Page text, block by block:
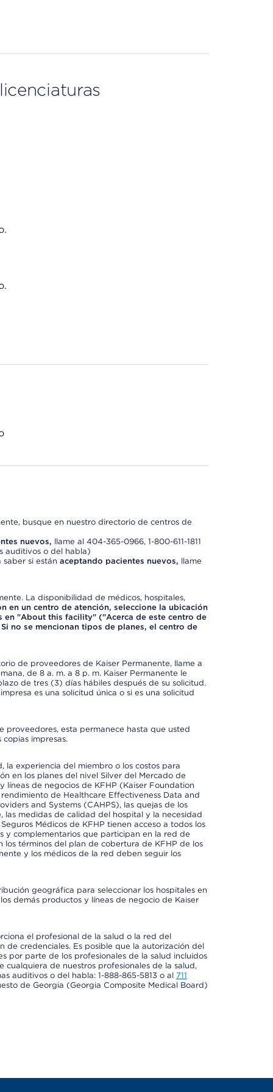
busque en nuestro directorio de centros de
nuevos, llame al 404-365-0966, 1-800-611-1811
auditivos o del habla)
si están aceptando pacientes nuevos, llame
La disponibilidad de médicos, hospitales,
en un centro de atención, seleccione la ubicación
"About this facility" ("Acerca de este centro de
no se mencionan tipos de planes, el centro de
de proveedores de Kaiser Permanente, llame a
de 8 a. m. a 8 p. m. Kaiser Permanente le
de tres (3) días hábiles después de su solicitud.
es una solicitud única o si es una solicitud
proveedores, esta permanece hasta que usted
impresas.
la experiencia del miembro o los costos para
en los planes del nivel Silver del Mercado de
líneas de negocios de KFHP (Kaiser Foundation
de Healthcare Effectiveness Data and
and Systems (CAHPS), las quejas de los
medidas de calidad del hospital y la necesidad
Médicos de KFHP tienen acceso a todos los
y complementarios que participan en la red de
términos del plan de cobertura de KFHP de los
y los médicos de la red deben seguir los
geográfica para seleccionar los hospitales en
demás productos y líneas de negocio de Kaiser
el profesional de la salud o la red del
de credenciales. Es posible que la autorización del
por parte de los profesionales de la salud incluidos
de nuestros profesionales de la salud,
auditivos o del habla: 1-888-865-5813 o al 711
de Georgia (Georgia Composite Medical Board)